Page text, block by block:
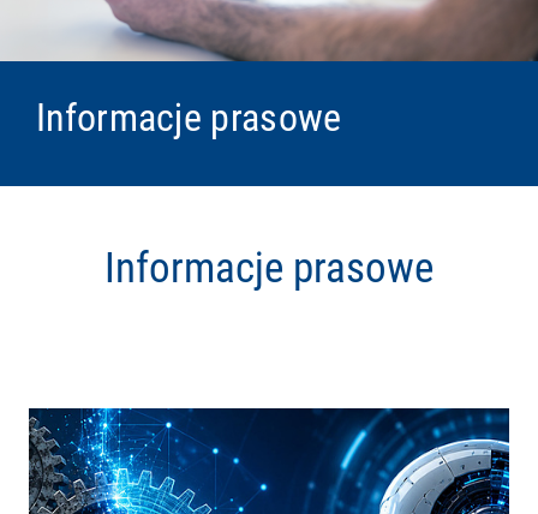
Informacje prasowe
Informacje prasowe